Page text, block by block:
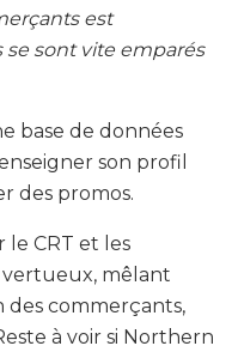
est
se sont vite emparés
base de données
son profil
des promos.
le CRT et les
mêlant
des commerçants,
à voir si Northern